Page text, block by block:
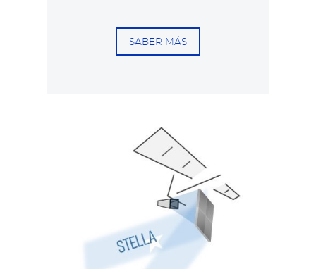
SABER MÁS